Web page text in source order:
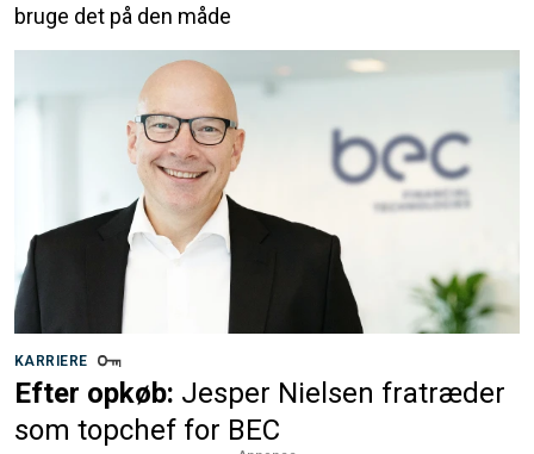
bruge det på den måde
KARRIERE
Efter opkøb: Jesper Nielsen fratræder
som topchef for BEC